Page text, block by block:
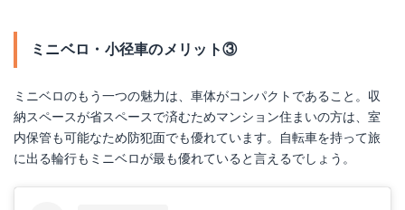
ミニベロ・小径車のメリット③
ミニベロのもう一つの魅力は、車体がコンパクトであること。収
納スペースが省スペースで済むためマンション住まいの方は、室
内保管も可能なため防犯面でも優れています。自転車を持って旅
に出る輪行もミニベロが最も優れていると言えるでしょう。